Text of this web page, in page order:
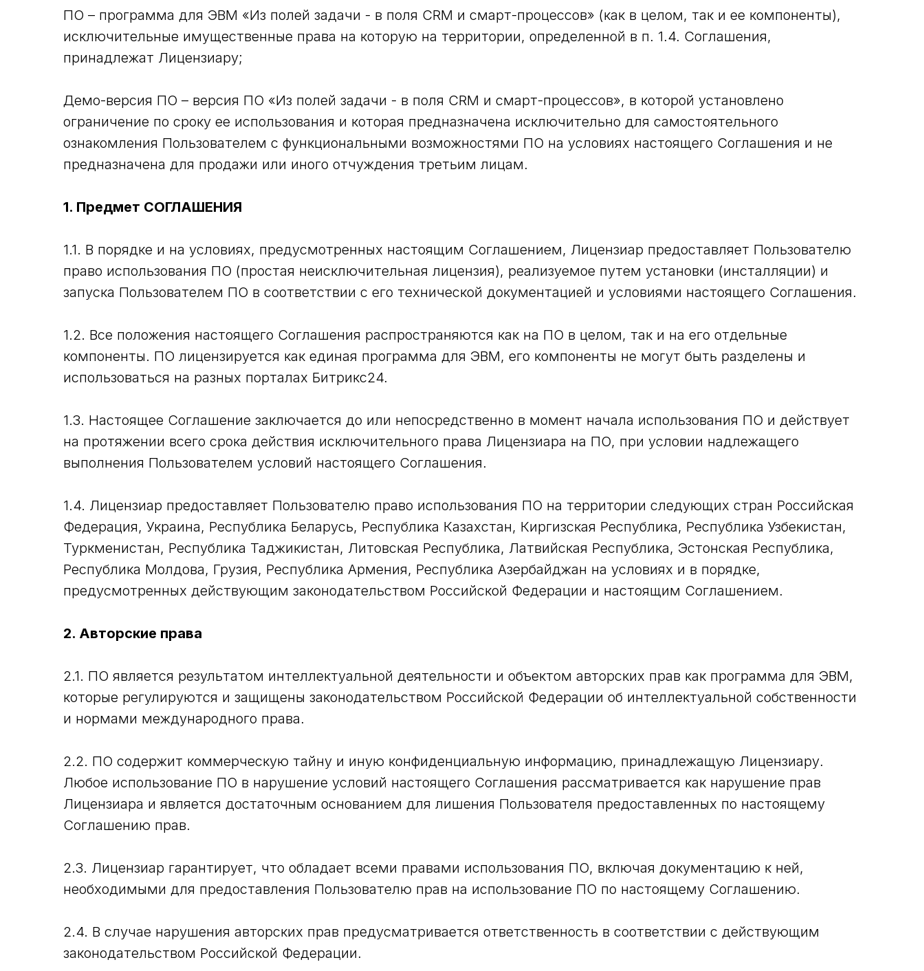
ПО – программа для ЭВМ «Из полей задачи - в поля CRM и смарт-процессов» (как в целом, так и ее компоненты),
исключительные имущественные права на которую на территории, определенной в п. 1.4. Соглашения,
принадлежат Лицензиару;
Демо-версия ПО – версия ПО «Из полей задачи - в поля CRM и смарт-процессов», в которой установлено
ограничение по сроку ее использования и которая предназначена исключительно для самостоятельного
ознакомления Пользователем с функциональными возможностями ПО на условиях настоящего Соглашения и не
предназначена для продажи или иного отчуждения третьим лицам.
1. Предмет СОГЛАШЕНИЯ
1.1. В порядке и на условиях, предусмотренных настоящим Соглашением, Лицензиар предоставляет Пользователю
право использования ПО (простая неисключительная лицензия), реализуемое путем установки (инсталляции) и
запуска Пользователем ПО в соответствии с его технической документацией и условиями настоящего Соглашения.
1.2. Все положения настоящего Соглашения распространяются как на ПО в целом, так и на его отдельные
компоненты. ПО лицензируется как единая программа для ЭВМ, его компоненты не могут быть разделены и
использоваться на разных порталах Битрикс24.
1.3. Настоящее Соглашение заключается до или непосредственно в момент начала использования ПО и действует
на протяжении всего срока действия исключительного права Лицензиара на ПО, при условии надлежащего
выполнения Пользователем условий настоящего Соглашения.
1.4. Лицензиар предоставляет Пользователю право использования ПО на территории следующих стран Российская
Федерация, Украина, Республика Беларусь, Республика Казахстан, Киргизская Республика, Республика Узбекистан,
Туркменистан, Республика Таджикистан, Литовская Республика, Латвийская Республика, Эстонская Республика,
Республика Молдова, Грузия, Республика Армения, Республика Азербайджан на условиях и в порядке,
предусмотренных действующим законодательством Российской Федерации и настоящим Соглашением.
2. Авторские права
2.1. ПО является результатом интеллектуальной деятельности и объектом авторских прав как программа для ЭВМ,
которые регулируются и защищены законодательством Российской Федерации об интеллектуальной собственности
и нормами международного права.
2.2. ПО содержит коммерческую тайну и иную конфиденциальную информацию, принадлежащую Лицензиару.
Любое использование ПО в нарушение условий настоящего Соглашения рассматривается как нарушение прав
Лицензиара и является достаточным основанием для лишения Пользователя предоставленных по настоящему
Соглашению прав.
2.3. Лицензиар гарантирует, что обладает всеми правами использования ПО, включая документацию к ней,
необходимыми для предоставления Пользователю прав на использование ПО по настоящему Соглашению.
2.4. В случае нарушения авторских прав предусматривается ответственность в соответствии с действующим
законодательством Российской Федерации.